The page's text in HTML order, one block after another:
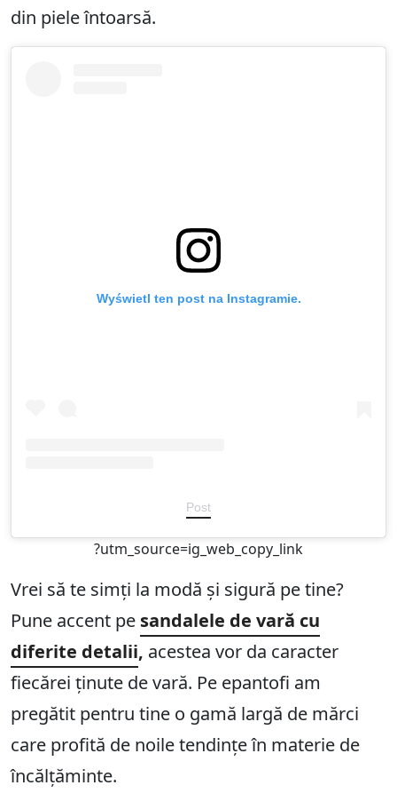
din piele întoarsă.
Wyświetl ten post na Instagramie.
Post
?utm_source=ig_web_copy_link
Vrei să te simți la modă și sigură pe tine?
Pune accent pe sandalele de vară cu
diferite detalii, acestea vor da caracter
fiecărei ținute de vară. Pe epantofi am
pregătit pentru tine o gamă largă de mărci
care profită de noile tendințe în materie de
încălțăminte.